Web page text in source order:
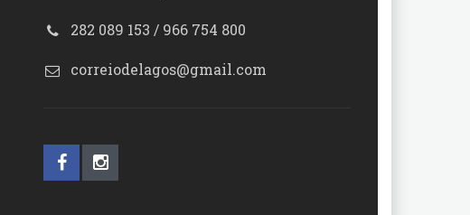
282 089 153 / 966 754 800
correiodelagos@gmail.com